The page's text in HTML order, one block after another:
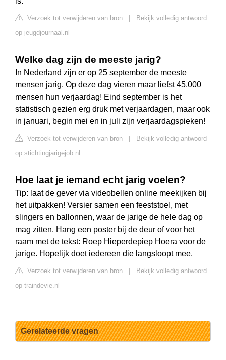
Verzoek tot verwijderen van bron
Bekijk volledig antwoord
op jeugdjournaal.nl
Welke dag zijn de meeste jarig?
In Nederland zijn er op 25 september de meeste
mensen jarig. Op deze dag vieren maar liefst 45.000
mensen hun verjaardag! Eind september is het
statistisch gezien erg druk met verjaardagen, maar ook
in januari, begin mei en in juli zijn verjaardagspieken!
Verzoek tot verwijderen van bron
Bekijk volledig antwoord
op stichtingjarigejob.nl
Hoe laat je iemand echt jarig voelen?
Tip: laat de gever via videobellen online meekijken bij
het uitpakken! Versier samen een feeststoel, met
slingers en ballonnen, waar de jarige de hele dag op
mag zitten. Hang een poster bij de deur of voor het
raam met de tekst: Roep Hieperdepiep Hoera voor de
jarige. Hopelijk doet iedereen die langsloopt mee.
Verzoek tot verwijderen van bron
Bekijk volledig antwoord
op traindevie.nl
Gerelateerde vragen